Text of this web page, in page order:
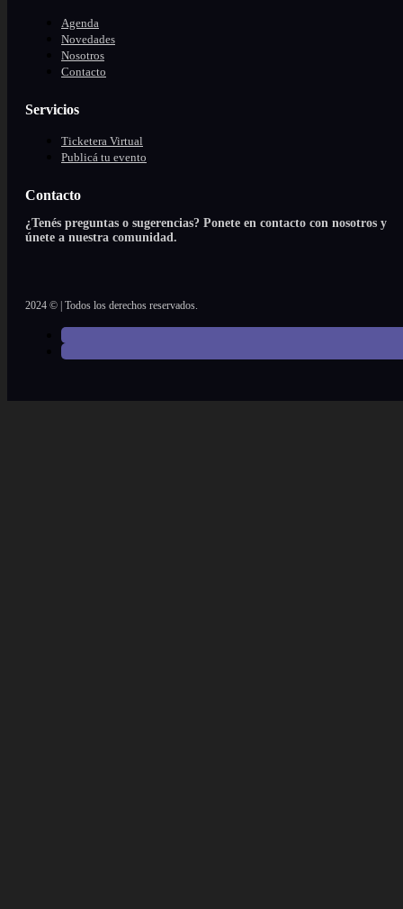
Agenda
Novedades
Nosotros
Contacto
Servicios
Ticketera Virtual
Publicá tu evento
Contacto
¿Tenés preguntas o sugerencias? Ponete en contacto con nosotros y
únete a nuestra comunidad.
2024 © | Todos los derechos reservados.